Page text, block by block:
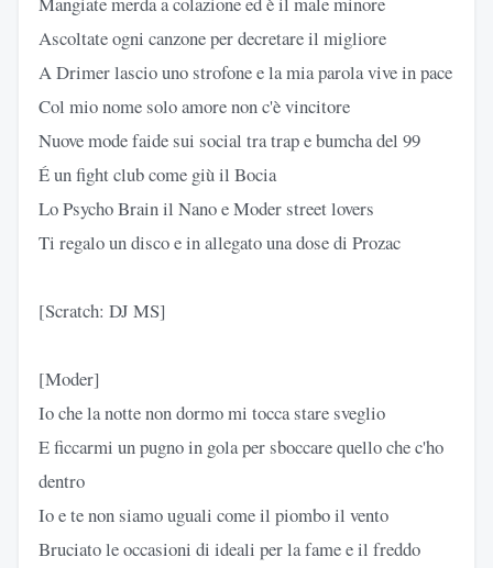
Ascoltate ogni canzone per decretare il migliore
A Drimer lascio uno strofone e la mia parola vive in pace
Col mio nome solo amore non c'è vincitore
Nuove mode faide sui social tra trap e bumcha del 99
É un fight club come giù il Bocia
Lo Psycho Brain il Nano e Moder street lovers
Ti regalo un disco e in allegato una dose di Prozac
[Scratch: DJ MS]
[Moder]
Io che la notte non dormo mi tocca stare sveglio
E ficcarmi un pugno in gola per sboccare quello che c'ho
dentro
Io e te non siamo uguali come il piombo il vento
Bruciato le occasioni di ideali per la fame e il freddo